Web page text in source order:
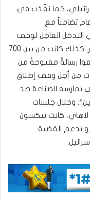
كما نفّذت في
عن الطعام تضامناً مع
التدخل العاجل لوقف
استهداف المدنيين في قطاع غزة المدمّر. كذلك كانت من بين 700
رسالةً مفتوحةً من
من أجل وقف إطلاق
تمارسه الصناعة ضد
وخلال جلسات
كانت نيكسون
تدعم القضية